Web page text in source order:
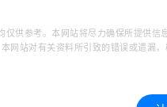
仅供参考。本网站将尽力确保所提供
网站对有关资料所引致的错误或遗漏